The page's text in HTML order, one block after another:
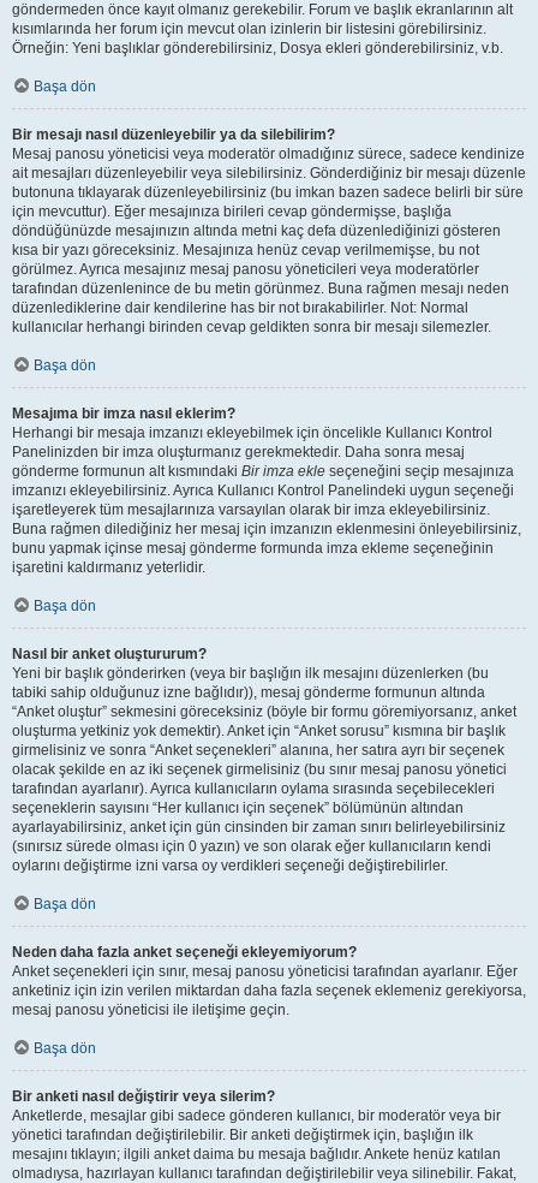
göndermeden önce kayıt olmanız gerekebilir. Forum ve başlık ekranlarının alt
kısımlarında her forum için mevcut olan izinlerin bir listesini görebilirsiniz.
Örneğin: Yeni başlıklar gönderebilirsiniz, Dosya ekleri gönderebilirsiniz, v.b.
Başa dön
Bir mesajı nasıl düzenleyebilir ya da silebilirim?
Mesaj panosu yöneticisi veya moderatör olmadığınız sürece, sadece kendinize
ait mesajları düzenleyebilir veya silebilirsiniz. Gönderdiğiniz bir mesajı düzenle
butonuna tıklayarak düzenleyebilirsiniz (bu imkan bazen sadece belirli bir süre
için mevcuttur). Eğer mesajınıza birileri cevap göndermişse, başlığa
döndüğünüzde mesajınızın altında metni kaç defa düzenlediğinizi gösteren
kısa bir yazı göreceksiniz. Mesajınıza henüz cevap verilmemişse, bu not
görülmez. Ayrıca mesajınız mesaj panosu yöneticileri veya moderatörler
tarafından düzenlenince de bu metin görünmez. Buna rağmen mesajı neden
düzenlediklerine dair kendilerine has bir not bırakabilirler. Not: Normal
kullanıcılar herhangi birinden cevap geldikten sonra bir mesajı silemezler.
Başa dön
Mesajıma bir imza nasıl eklerim?
Herhangi bir mesaja imzanızı ekleyebilmek için öncelikle Kullanıcı Kontrol
Panelinizden bir imza oluşturmanız gerekmektedir. Daha sonra mesaj
gönderme formunun alt kısmındaki Bir imza ekle seçeneğini seçip mesajınıza
imzanızı ekleyebilirsiniz. Ayrıca Kullanıcı Kontrol Panelindeki uygun seçeneği
işaretleyerek tüm mesajlarınıza varsayılan olarak bir imza ekleyebilirsiniz.
Buna rağmen dilediğiniz her mesaj için imzanızın eklenmesini önleyebilirsiniz,
bunu yapmak içinse mesaj gönderme formunda imza ekleme seçeneğinin
işaretini kaldırmanız yeterlidir.
Başa dön
Nasıl bir anket oluştururum?
Yeni bir başlık gönderirken (veya bir başlığın ilk mesajını düzenlerken (bu
tabiki sahip olduğunuz izne bağlıdır)), mesaj gönderme formunun altında
“Anket oluştur” sekmesini göreceksiniz (böyle bir formu göremiyorsanız, anket
oluşturma yetkiniz yok demektir). Anket için “Anket sorusu” kısmına bir başlık
girmelisiniz ve sonra “Anket seçenekleri” alanına, her satıra ayrı bir seçenek
olacak şekilde en az iki seçenek girmelisiniz (bu sınır mesaj panosu yönetici
tarafından ayarlanır). Ayrıca kullanıcıların oylama sırasında seçebilecekleri
seçeneklerin sayısını “Her kullanıcı için seçenek” bölümünün altından
ayarlayabilirsiniz, anket için gün cinsinden bir zaman sınırı belirleyebilirsiniz
(sınırsız sürede olması için 0 yazın) ve son olarak eğer kullanıcıların kendi
oylarını değiştirme izni varsa oy verdikleri seçeneği değiştirebilirler.
Başa dön
Neden daha fazla anket seçeneği ekleyemiyorum?
Anket seçenekleri için sınır, mesaj panosu yöneticisi tarafından ayarlanır. Eğer
anketiniz için izin verilen miktardan daha fazla seçenek eklemeniz gerekiyorsa,
mesaj panosu yöneticisi ile iletişime geçin.
Başa dön
Bir anketi nasıl değiştirir veya silerim?
Anketlerde, mesajlar gibi sadece gönderen kullanıcı, bir moderatör veya bir
yönetici tarafından değiştirilebilir. Bir anketi değiştirmek için, başlığın ilk
mesajını tıklayın; ilgili anket daima bu mesaja bağlıdır. Ankete henüz katılan
olmadıysa, hazırlayan kullanıcı tarafından değiştirilebilir veya silinebilir. Fakat,